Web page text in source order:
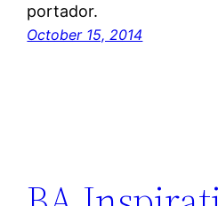
portador.
October 15, 2014